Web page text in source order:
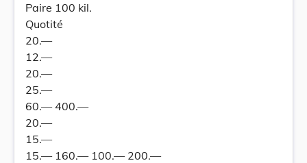
Paire 100 kil.
Quotité
20.—
12.—
20.—
25.—
60.— 400.—
20.—
15.—
15.— 160.— 100.— 200.—